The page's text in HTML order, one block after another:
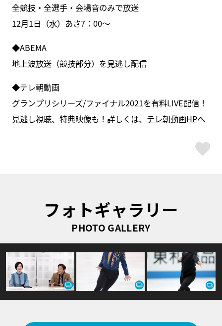
全競技・全選手・会場音のみで放送
12月1日（水）あさ7：00～
◆ABEMA
地上波放送（競技部分）を見逃し配信
◆テレ朝動画
グランプリシリーズ/ファイナル2021を有料LIVE配信！
見逃し視聴、特典映像も！詳しくは、 テレ朝動画HPへ
フォトギャラリー
PHOTO GALLERY